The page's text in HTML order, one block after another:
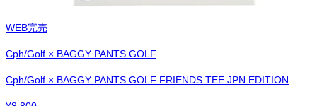
WEB完売
Cph/Golf × BAGGY PANTS GOLF
Cph/Golf × BAGGY PANTS GOLF FRIENDS TEE JPN EDITION